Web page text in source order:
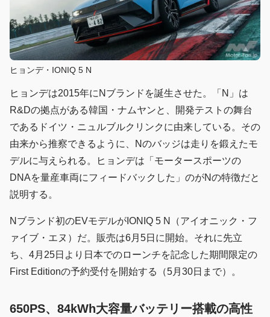
ヒョンデ・IONIQ 5 N
ヒョンデは2015年にNブランドを誕生させた。「N」は
R&Dの拠点がある韓国・ナムヤンと、開発テストの舞台
であるドイツ・ニュルブルクリンクに由来している。その
由来から推察できるように、Nのバッジは走りを鍛えたモ
デルに与えられる。ヒョンデは「モータースポーツの
DNAを量産車両にフィードバックした」のがNの特徴だと
説明する。
Nブランド初のEVモデルがIONIQ 5 N（アイオニック・フ
ァイブ・エヌ）だ。販売は6月5日に開始。それに先立
ち、4月25日より日本でのローンチを記念した期間限定の
First Editionの予約受付を開始する（5月30日まで）。
650PS、84kWh大容量バッテリー搭載の高性